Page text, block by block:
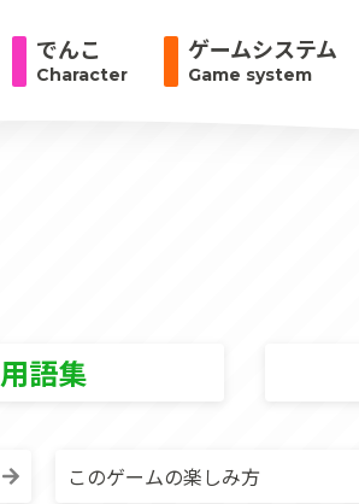
でんこ
Character
ゲームシステム
Game system
用語集
このゲームの楽しみ方